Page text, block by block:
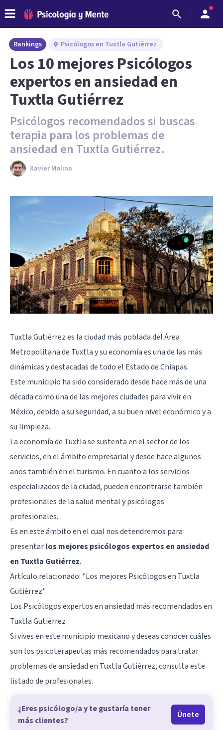
Rankings Psicólogos en Tuxtla Gutiérrez
Los 10 mejores Psicólogos
expertos en ansiedad en
Tuxtla Gutiérrez
Psicólogos recomendados si buscas
terapia para los problemas de
ansiedad en Tuxtla Gutiérrez.
Xavier Molina
Tuxtla Gutiérrez es la ciudad más poblada del Área
Metropolitana de Tuxtla y su economía es una de las más
dinámicas y destacadas de todo el Estado de Chiapas.
Este municipio ha sido considerado desde hace más de una
década como una de las mejores ciudades para vivir en
México, debido a su seguridad, a su buen nivel económico y a
su limpieza.
La economía de Tuxtla se sustenta en el sector de los
servicios, en el ámbito empresarial y desde hace algunos
años también en el turismo. En cuanto a los servicios
especializados de la ciudad, pueden encontrarse también
profesionales de la salud mental y psicólogos
profesionales.
Es en este ámbito en el cual nos detendremos para
presentarlos mejores psicólogos expertos en ansiedad
en Tuxtla Gutiérrez.
Artículo relacionado: "Los mejores Psicólogos en Tuxtla
Gutiérrez"
Los Psicólogos expertos en ansiedad más recomendados en
Tuxtla Gutiérrez
Si vives en este municipio mexicano y deseas conocer cuáles
son los psicoterapeutas más recomendados para tratar
problemas de ansiedad en Tuxtla Gutiérrez, consulta este
listado de profesionales.
¿Eres psicólogo/a y te gustaría tener
más clientes?
Únete